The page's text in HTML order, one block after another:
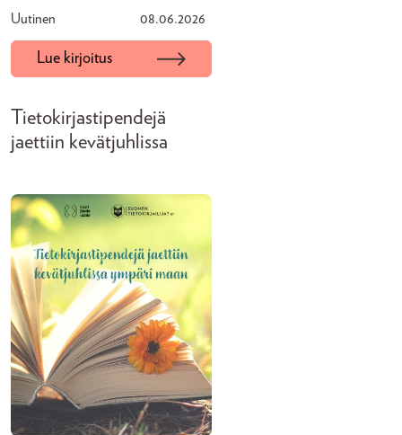
Uutinen 08.06.2026
Lue kirjoitus
Tietokirjastipendejä
jaettiin kevätjuhlissa